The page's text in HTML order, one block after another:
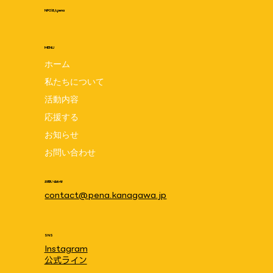
小さな肌着プレゼント 写真&メッセージ
紹介 〜世界早産児デー写真展イベント〜
NPO法人pena
MENU
ホーム
私たちについて
活動内容
応援する
お知らせ
お問い合わせ
お問い合わせ
contact@pena.kanagawa.jp
SNS
Instagram
公式ライン